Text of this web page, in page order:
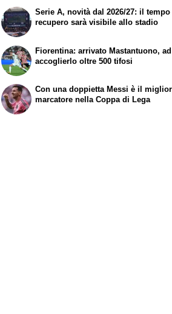
Serie A, novità dal 2026/27: il tempo
recupero sarà visibile allo stadio
Fiorentina: arrivato Mastantuono, ad
accoglierlo oltre 500 tifosi
Con una doppietta Messi è il miglior
marcatore nella Coppa di Lega